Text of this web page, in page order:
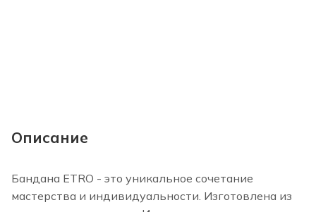
Описание
Бандана ETRO - это уникальное сочетание
мастерства и индивидуальности. Изготовлена из